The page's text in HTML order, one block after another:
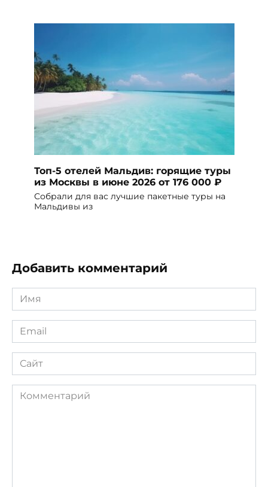
Топ-5 отелей Мальдив: горящие туры
из Москвы в июне 2026 от 176 000 ₽
Собрали для вас лучшие пакетные туры на
Мальдивы из
Добавить комментарий
Имя
Email
Сайт
Комментарий